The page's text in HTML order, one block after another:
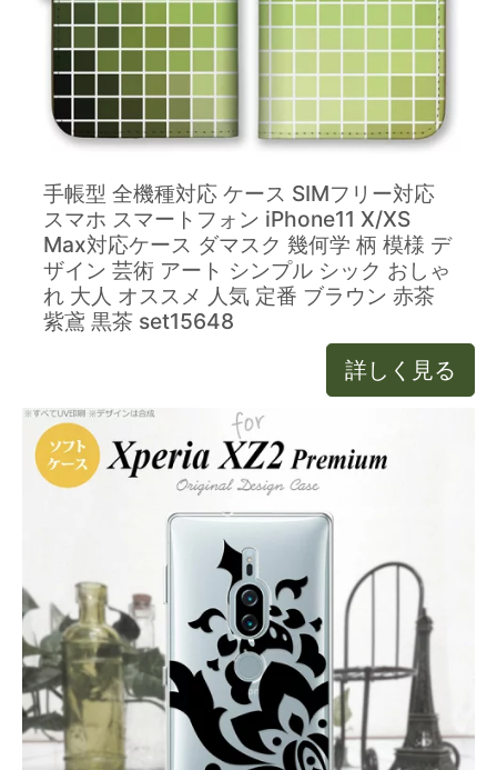
手帳型 全機種対応 ケース SIMフリー対応
スマホ スマートフォン iPhone11 X/XS
Max対応ケース ダマスク 幾何学 柄 模様 デ
ザイン 芸術 アート シンプル シック おしゃ
れ 大人 オススメ 人気 定番 ブラウン 赤茶
紫鳶 黒茶 set15648
詳しく見る